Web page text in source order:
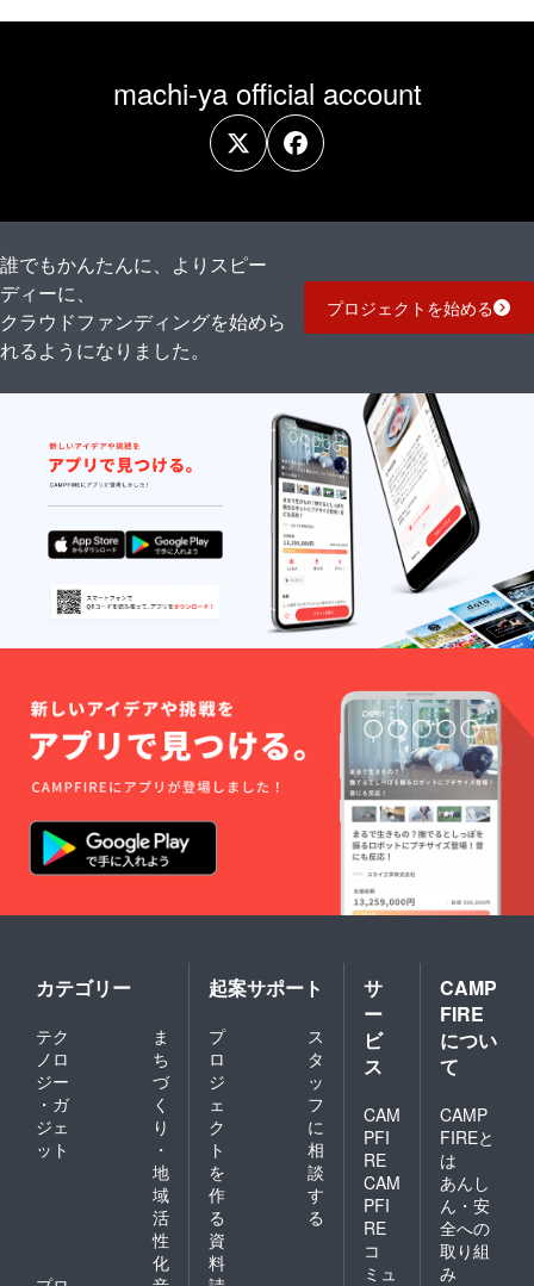
machi-ya official account
誰でもかんたんに、よりスピー
ディーに、
クラウドファンディングを始めら
れるようになりました。
プロジェクトを始める
カテゴリー
テク
ノロ
ジー
・ガ
ジェ
ット
ま
ち
づ
く
り
・
地
域
活
性
化
起案サポート
プ
ロ
ジ
ェ
ク
ト
を
作
る
ス
タ
ッ
フ
に
相
談
す
る
資
料
サ
ー
ビ
ス
CAM
PFI
RE
CAM
PFI
RE
コ
ミュ
CAMP
FIRE
につい
て
CAMP
FIREと
は
あんし
ん・安
全への
取り組
み